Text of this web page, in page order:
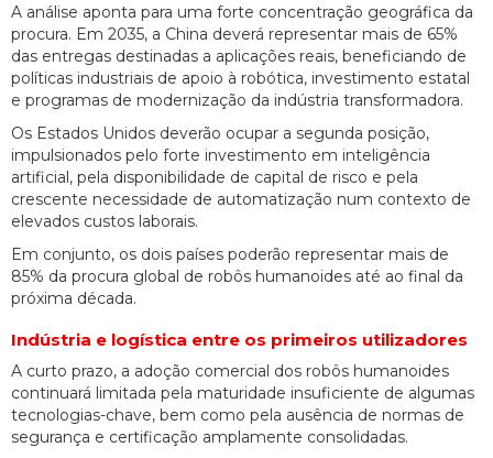
A análise aponta para uma forte concentração geográfica da
procura. Em 2035, a China deverá representar mais de 65%
das entregas destinadas a aplicações reais, beneficiando de
políticas industriais de apoio à robótica, investimento estatal
e programas de modernização da indústria transformadora.
Os Estados Unidos deverão ocupar a segunda posição,
impulsionados pelo forte investimento em inteligência
artificial, pela disponibilidade de capital de risco e pela
crescente necessidade de automatização num contexto de
elevados custos laborais.
Em conjunto, os dois países poderão representar mais de
85% da procura global de robôs humanoides até ao final da
próxima década.
Indústria e logística entre os primeiros utilizadores
A curto prazo, a adoção comercial dos robôs humanoides
continuará limitada pela maturidade insuficiente de algumas
tecnologias-chave, bem como pela ausência de normas de
segurança e certificação amplamente consolidadas.